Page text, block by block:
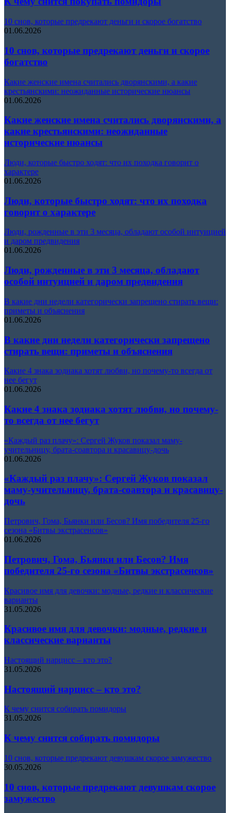
10 снов, которые предрекают деньги и скорое богатство
01.06.2026
10 снов, которые предрекают деньги и скорое
богатство
Какие женские имена считались дворянскими, а какие
крестьянскими: неожиданные исторические нюансы
01.06.2026
Какие женские имена считались дворянскими, а
какие крестьянскими: неожиданные
исторические нюансы
Люди, которые быстро ходят: что их походка говорит о
характере
01.06.2026
Люди, которые быстро ходят: что их походка
говорит о характере
Люди, рожденные в эти 3 месяца, обладают особой интуицией
и даром предвидения
01.06.2026
Люди, рожденные в эти 3 месяца, обладают
особой интуицией и даром предвидения
В какие дни недели категорически запрещено стирать вещи:
приметы и объяснения
01.06.2026
В какие дни недели категорически запрещено
стирать вещи: приметы и объяснения
Какие 4 знака зодиака хотят любви, но почему-то всегда от
нее бегут
01.06.2026
Какие 4 знака зодиака хотят любви, но почему-
то всегда от нее бегут
«Каждый раз плачу»: Сергей Жуков показал маму-
учительницу, брата-соавтора и красавицу-дочь
01.06.2026
«Каждый раз плачу»: Сергей Жуков показал
маму-учительницу, брата-соавтора и красавицу-
дочь
Петрович, Гома, Бьянки или Бесов? Имя победителя 25-го
сезона «Битвы экстрасенсов»
01.06.2026
Петрович, Гома, Бьянки или Бесов? Имя
победителя 25-го сезона «Битвы экстрасенсов»
Красивое имя для девочки: модные, редкие и классические
варианты
31.05.2026
Красивое имя для девочки: модные, редкие и
классические варианты
Настоящий нарцисс – кто это?
31.05.2026
Настоящий нарцисс – кто это?
К чему снится собирать помидоры
31.05.2026
К чему снится собирать помидоры
10 снов, которые предрекают девушкам скорое замужество
30.05.2026
10 снов, которые предрекают девушкам скорое
замужество